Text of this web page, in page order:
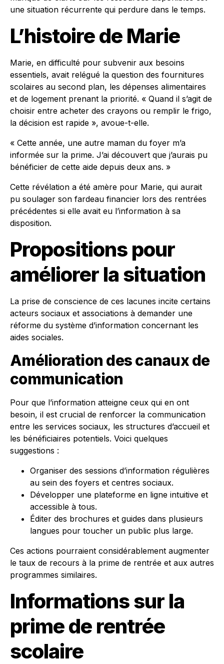
une situation récurrente qui perdure dans le temps.
L’histoire de Marie
Marie, en difficulté pour subvenir aux besoins
essentiels, avait relégué la question des fournitures
scolaires au second plan, les dépenses alimentaires
et de logement prenant la priorité. « Quand il s’agit de
choisir entre acheter des crayons ou remplir le frigo,
la décision est rapide », avoue-t-elle.
« Cette année, une autre maman du foyer m’a
informée sur la prime. J’ai découvert que j’aurais pu
bénéficier de cette aide depuis deux ans. »
Cette révélation a été amère pour Marie, qui aurait
pu soulager son fardeau financier lors des rentrées
précédentes si elle avait eu l’information à sa
disposition.
Propositions pour
améliorer la situation
La prise de conscience de ces lacunes incite certains
acteurs sociaux et associations à demander une
réforme du système d’information concernant les
aides sociales.
Amélioration des canaux de
communication
Pour que l’information atteigne ceux qui en ont
besoin, il est crucial de renforcer la communication
entre les services sociaux, les structures d’accueil et
les bénéficiaires potentiels. Voici quelques
suggestions :
Organiser des sessions d’information régulières
au sein des foyers et centres sociaux.
Développer une plateforme en ligne intuitive et
accessible à tous.
Éditer des brochures et guides dans plusieurs
langues pour toucher un public plus large.
Ces actions pourraient considérablement augmenter
le taux de recours à la prime de rentrée et aux autres
programmes similaires.
Informations sur la
prime de rentrée
scolaire